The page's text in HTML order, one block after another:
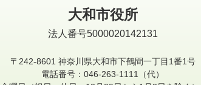
大和市役所
法人番号5000020142131
〒242-8601 神奈川県大和市下鶴間一丁目1番1号
電話番号：046-263-1111（代）